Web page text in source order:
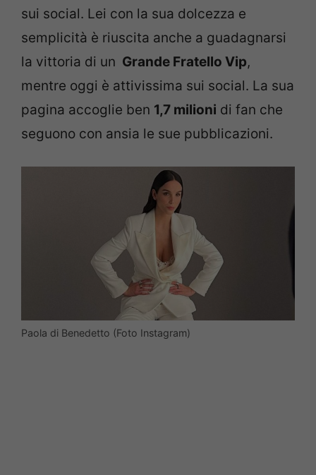
sui social. Lei con la sua dolcezza e
semplicità è riuscita anche a guadagnarsi
la vittoria di un Grande Fratello Vip,
mentre oggi è attivissima sui social. La sua
pagina accoglie ben 1,7 milioni di fan che
seguono con ansia le sue pubblicazioni.
Paola di Benedetto (Foto Instagram)